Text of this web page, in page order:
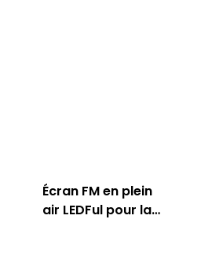
Écran FM en plein
air LEDFul pour la